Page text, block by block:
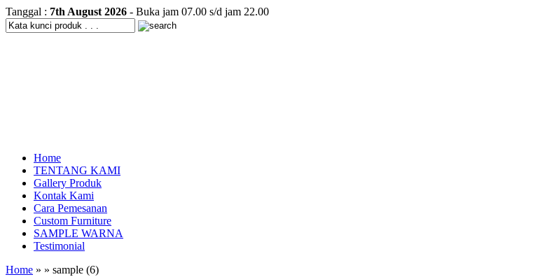
Tanggal : 7th August 2026 - Buka jam 07.00 s/d jam 22.00
Home
TENTANG KAMI
Gallery Produk
Kontak Kami
Cara Pemesanan
Custom Furniture
SAMPLE WARNA
Testimonial
Home » » sample (6)